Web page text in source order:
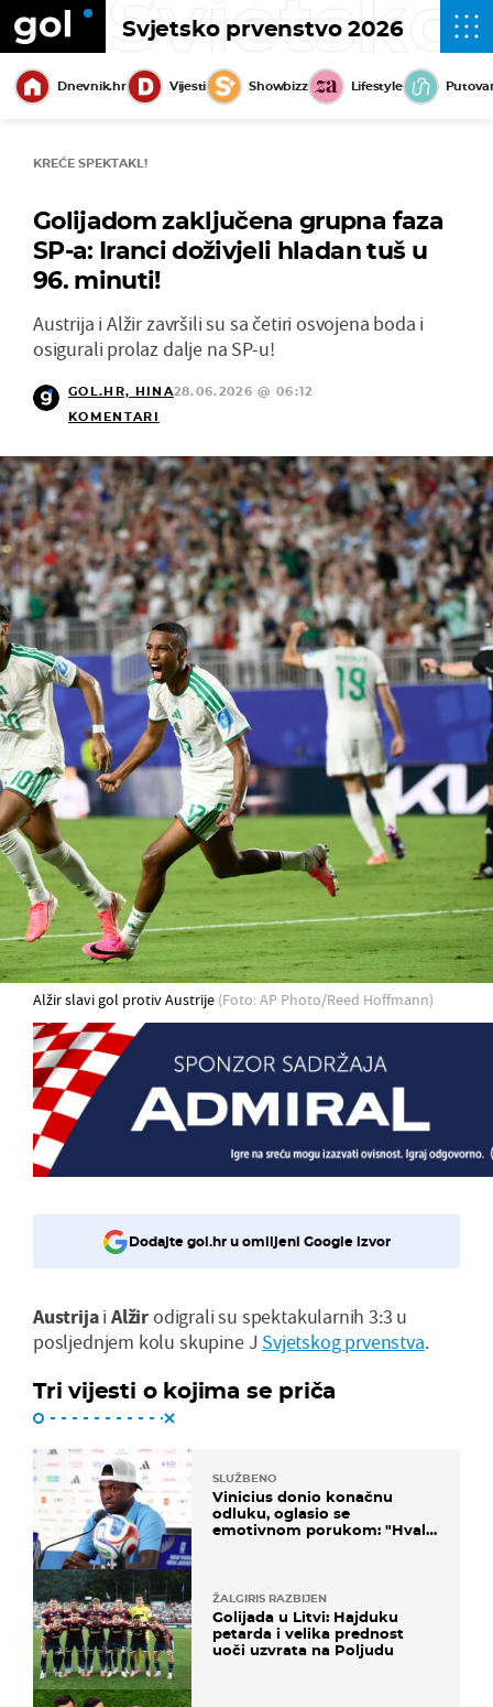
Svjetsko prvenstvo 2026
Dnevnik.hr Vijesti Showbizz Lifestyle
KREĆE SPEKTAKL!
Golijadom zaključena grupna faza
SP-a: Iranci doživjeli hladan tuš u
96. minuti!
Austrija i Alžir završili su sa četiri osvojena boda i
osigurali prolaz dalje na SP-u!
GOL.HR, HINA28.06.2026 @ 06:12
KOMENTARI
Alžir slavi gol protiv Austrije (Foto: AP Photo/Reed Hoffmann)
Dodajte gol.hr u omiljeni Google izvor
AustrijaiAlžirodigrali su spektakularnih 3:3 u
posljednjem kolu skupine J Svjetskog prvenstva.
Tri vijesti o kojima se priča
SLUŽBENO
Vinicius donio konačnu
odluku, oglasio se
emotivnom porukom: "Hvala
ŽALGIRIS RAZBIJEN
Golijada u Litvi: Hajduku
petarda i velika prednost
uoči uzvrata na Poljudu